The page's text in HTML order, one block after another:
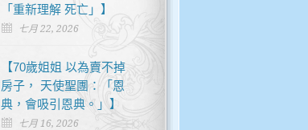
「重新理解 死亡」】
七月 22, 2026
【70歲姐姐 以為賣不掉
房子， 天使聖團：「恩
典，會吸引恩典。」】
七月 16, 2026